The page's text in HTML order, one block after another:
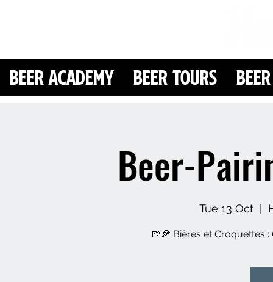
Beer Academy Beer Tours
Beer-
Tue 13 Oct
🍺🍕 Bières et Croquettes